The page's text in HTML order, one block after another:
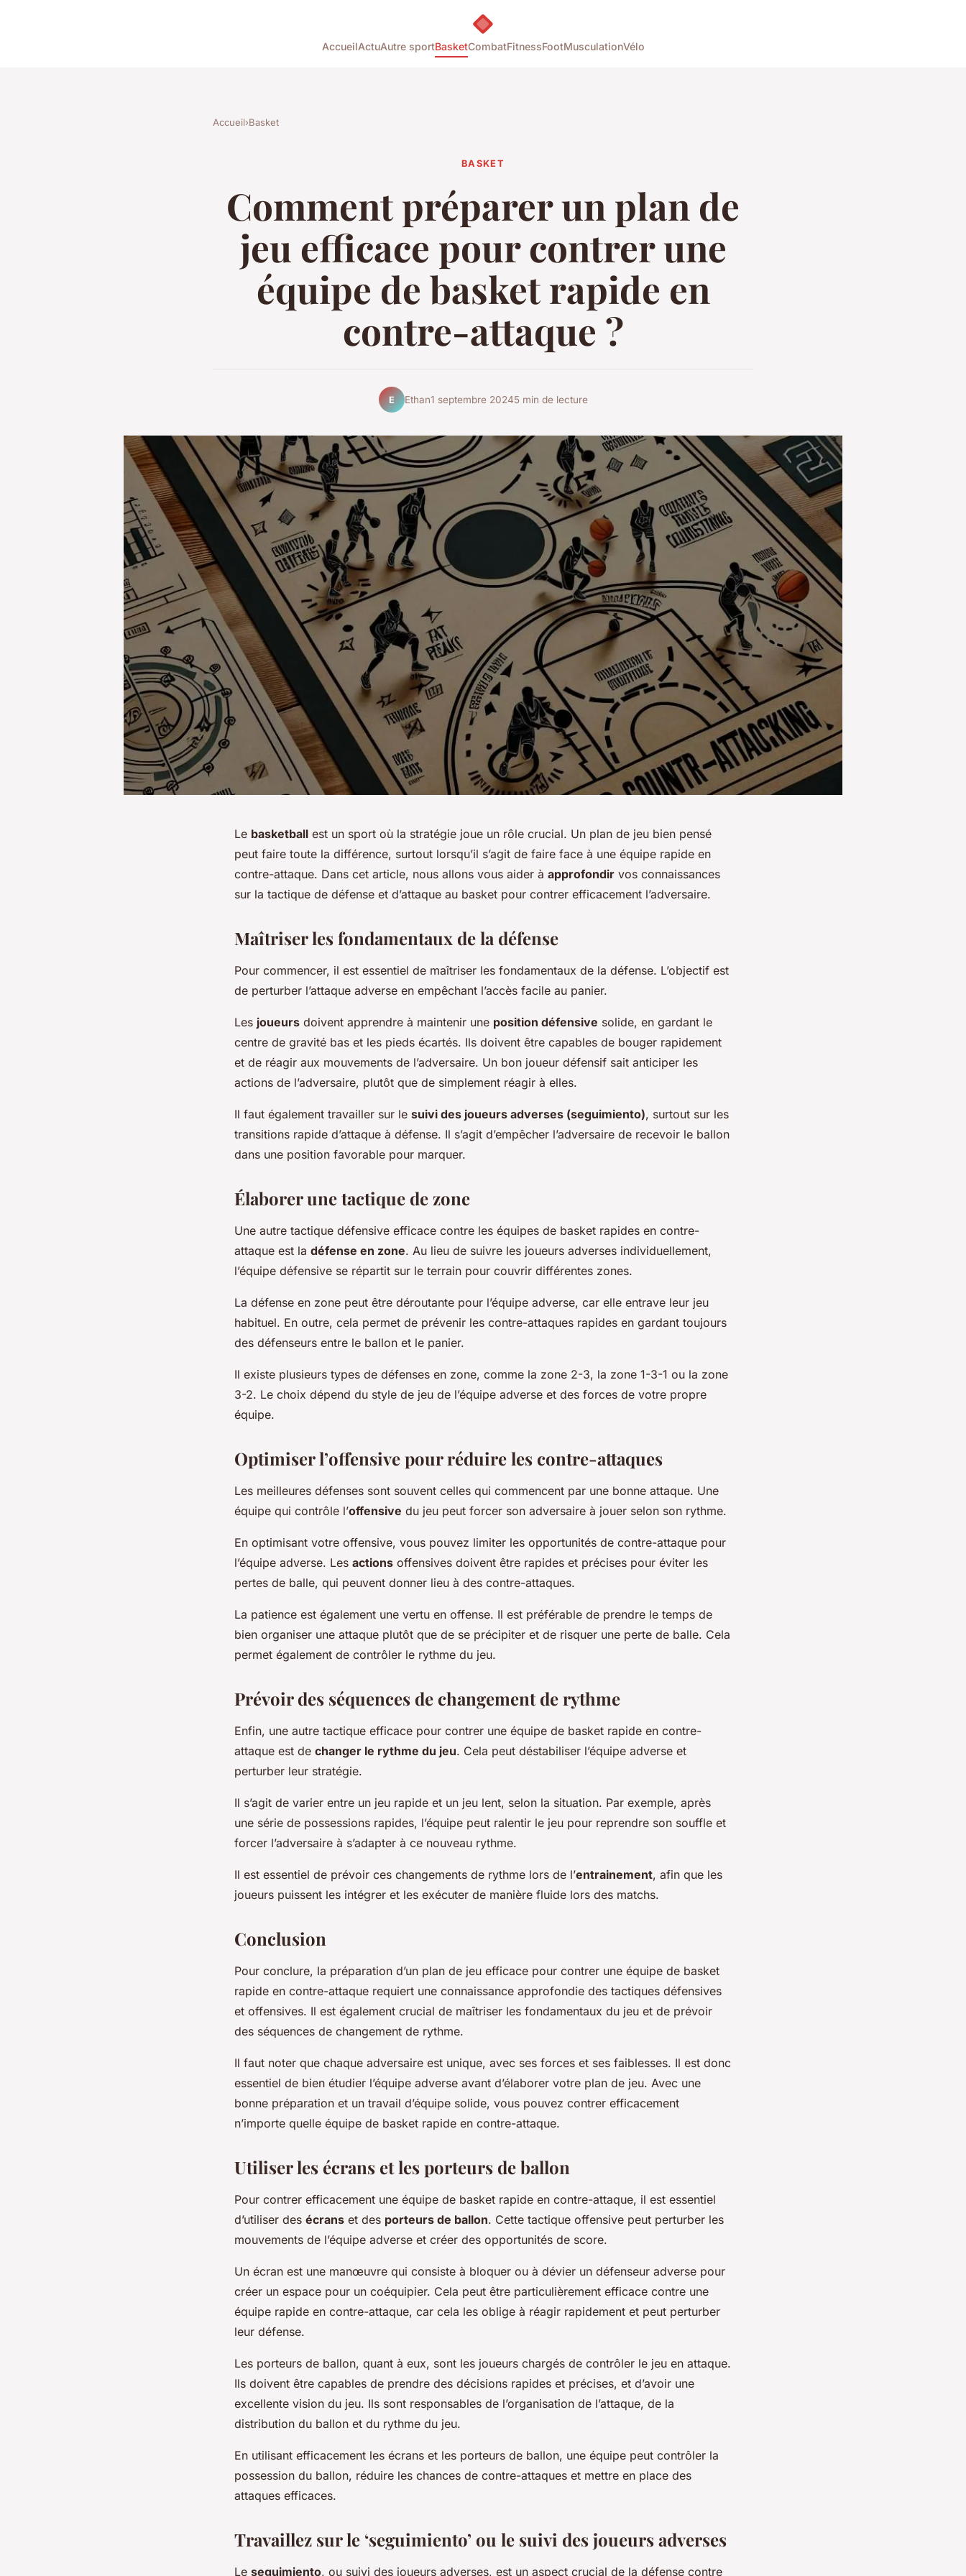
AccueilActuAutre sportBasketCombatFitnessFootMusculationVélo
Accueil›Basket
BASKET
Comment préparer un plan de
jeu efficace pour contrer une
équipe de basket rapide en
contre-attaque ?
E Ethan1 septembre 20245 min de lecture
Le basketball est un sport où la stratégie joue un rôle crucial. Un plan de jeu bien pensé
peut faire toute la différence, surtout lorsqu’il s’agit de faire face à une équipe rapide en
contre-attaque. Dans cet article, nous allons vous aider à approfondir vos connaissances
sur la tactique de défense et d’attaque au basket pour contrer efficacement l’adversaire.
Maîtriser les fondamentaux de la défense
Pour commencer, il est essentiel de maîtriser les fondamentaux de la défense. L’objectif est
de perturber l’attaque adverse en empêchant l’accès facile au panier.
Les joueurs doivent apprendre à maintenir une position défensive solide, en gardant le
centre de gravité bas et les pieds écartés. Ils doivent être capables de bouger rapidement
et de réagir aux mouvements de l’adversaire. Un bon joueur défensif sait anticiper les
actions de l’adversaire, plutôt que de simplement réagir à elles.
Il faut également travailler sur le suivi des joueurs adverses (seguimiento), surtout sur les
transitions rapide d’attaque à défense. Il s’agit d’empêcher l’adversaire de recevoir le ballon
dans une position favorable pour marquer.
Élaborer une tactique de zone
Une autre tactique défensive efficace contre les équipes de basket rapides en contre-
attaque est la défense en zone. Au lieu de suivre les joueurs adverses individuellement,
l’équipe défensive se répartit sur le terrain pour couvrir différentes zones.
La défense en zone peut être déroutante pour l’équipe adverse, car elle entrave leur jeu
habituel. En outre, cela permet de prévenir les contre-attaques rapides en gardant toujours
des défenseurs entre le ballon et le panier.
Il existe plusieurs types de défenses en zone, comme la zone 2-3, la zone 1-3-1 ou la zone
3-2. Le choix dépend du style de jeu de l’équipe adverse et des forces de votre propre
équipe.
Optimiser l’offensive pour réduire les contre-attaques
Les meilleures défenses sont souvent celles qui commencent par une bonne attaque. Une
équipe qui contrôle l’offensive du jeu peut forcer son adversaire à jouer selon son rythme.
En optimisant votre offensive, vous pouvez limiter les opportunités de contre-attaque pour
l’équipe adverse. Les actions offensives doivent être rapides et précises pour éviter les
pertes de balle, qui peuvent donner lieu à des contre-attaques.
La patience est également une vertu en offense. Il est préférable de prendre le temps de
bien organiser une attaque plutôt que de se précipiter et de risquer une perte de balle. Cela
permet également de contrôler le rythme du jeu.
Prévoir des séquences de changement de rythme
Enfin, une autre tactique efficace pour contrer une équipe de basket rapide en contre-
attaque est de changer le rythme du jeu. Cela peut déstabiliser l’équipe adverse et
perturber leur stratégie.
Il s’agit de varier entre un jeu rapide et un jeu lent, selon la situation. Par exemple, après
une série de possessions rapides, l’équipe peut ralentir le jeu pour reprendre son souffle et
forcer l’adversaire à s’adapter à ce nouveau rythme.
Il est essentiel de prévoir ces changements de rythme lors de l’entrainement, afin que les
joueurs puissent les intégrer et les exécuter de manière fluide lors des matchs.
Conclusion
Pour conclure, la préparation d’un plan de jeu efficace pour contrer une équipe de basket
rapide en contre-attaque requiert une connaissance approfondie des tactiques défensives
et offensives. Il est également crucial de maîtriser les fondamentaux du jeu et de prévoir
des séquences de changement de rythme.
Il faut noter que chaque adversaire est unique, avec ses forces et ses faiblesses. Il est donc
essentiel de bien étudier l’équipe adverse avant d’élaborer votre plan de jeu. Avec une
bonne préparation et un travail d’équipe solide, vous pouvez contrer efficacement
n’importe quelle équipe de basket rapide en contre-attaque.
Utiliser les écrans et les porteurs de ballon
Pour contrer efficacement une équipe de basket rapide en contre-attaque, il est essentiel
d’utiliser des écrans et des porteurs de ballon. Cette tactique offensive peut perturber les
mouvements de l’équipe adverse et créer des opportunités de score.
Un écran est une manœuvre qui consiste à bloquer ou à dévier un défenseur adverse pour
créer un espace pour un coéquipier. Cela peut être particulièrement efficace contre une
équipe rapide en contre-attaque, car cela les oblige à réagir rapidement et peut perturber
leur défense.
Les porteurs de ballon, quant à eux, sont les joueurs chargés de contrôler le jeu en attaque.
Ils doivent être capables de prendre des décisions rapides et précises, et d’avoir une
excellente vision du jeu. Ils sont responsables de l’organisation de l’attaque, de la
distribution du ballon et du rythme du jeu.
En utilisant efficacement les écrans et les porteurs de ballon, une équipe peut contrôler la
possession du ballon, réduire les chances de contre-attaques et mettre en place des
attaques efficaces.
Travaillez sur le ‘seguimiento’ ou le suivi des joueurs adverses
Le seguimiento, ou suivi des joueurs adverses, est un aspect crucial de la défense contre